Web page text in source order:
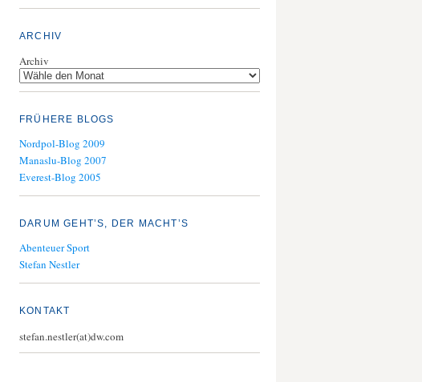
ARCHIV
Archiv
FRÜHERE BLOGS
Nordpol-Blog 2009
Manaslu-Blog 2007
Everest-Blog 2005
DARUM GEHT’S, DER MACHT’S
Abenteuer Sport
Stefan Nestler
KONTAKT
stefan.nestler(at)dw.com